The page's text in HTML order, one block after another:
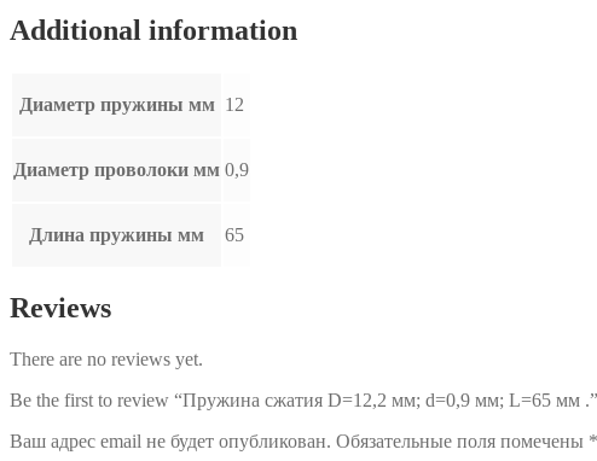
Additional information
Диаметр пружины мм 12
Диаметр проволоки мм 0,9
Длина пружины мм 65
Reviews
There are no reviews yet.
Be the first to review “Пружина сжатия D=12,2 мм; d=0,9 мм; L=65 мм .”
Ваш адрес email не будет опубликован. Обязательные поля помечены *